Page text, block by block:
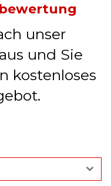
unser
und Sie
kostenloses